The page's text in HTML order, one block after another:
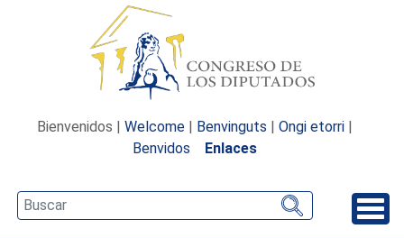
Bienvenidos | Welcome | Benvinguts | Ongi etorri |
Benvidos
Enlaces